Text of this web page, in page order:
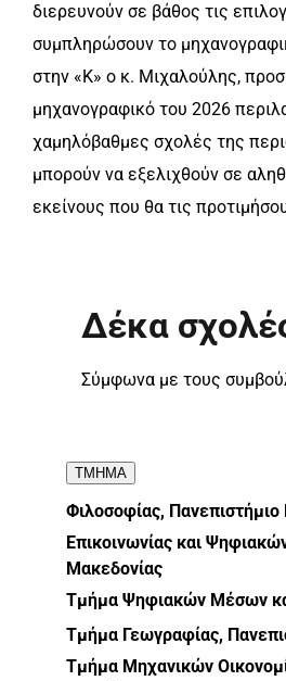
διερευνούν σε βάθος τις
συμπληρώσουν το
στην «Κ» ο κ. Μιχαλούλης,
μηχανογραφικό του 2026
χαμηλόβαθμες σχολές της
μπορούν να εξελιχθούν σε
εκείνους που θα τις
Δέκα
Σύμφωνα με τους
ΤΜΗΜΑ
Φιλοσοφίας, Πανεπιστήμιο
Επικοινωνίας και
Μακεδονίας
Τμήμα Ψηφιακών Μέσων
Τμήμα Γεωγραφίας,
Τμήμα Μηχανικών